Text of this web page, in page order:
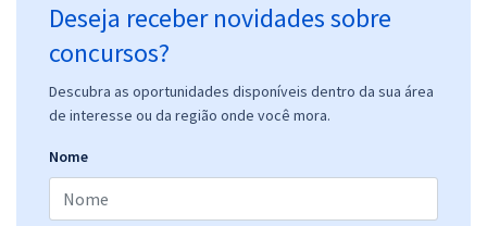
Deseja receber novidades sobre
concursos?
Descubra as oportunidades disponíveis dentro da sua área
de interesse ou da região onde você mora.
Nome